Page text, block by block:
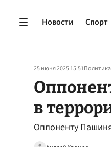
Новости Спорт
25 июня 2025 15:51Политика
в
Оппоненту